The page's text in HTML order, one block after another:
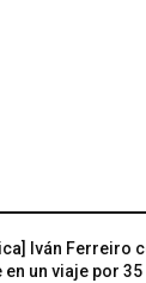
Iván Ferreiro
en un viaje por